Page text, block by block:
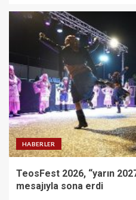
HABERLER
TeosFest 2026, “yarın
mesajıyla sona erdi